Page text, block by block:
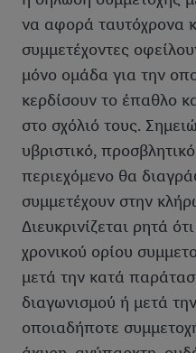
να αφορά ταυτόχρονα
συμμετέχοντες
μόνο ομάδα για την
κερδίσουν το έπαθλο
στο σχόλιό τους.
υβριστικό,
περιεχόμενο θα
συμμετέχουν στην
Διευκρινίζεται ρητά
χρονικού ορίου
μετά την κατά
διαγωνισμού ή μετά
οποιαδήποτε